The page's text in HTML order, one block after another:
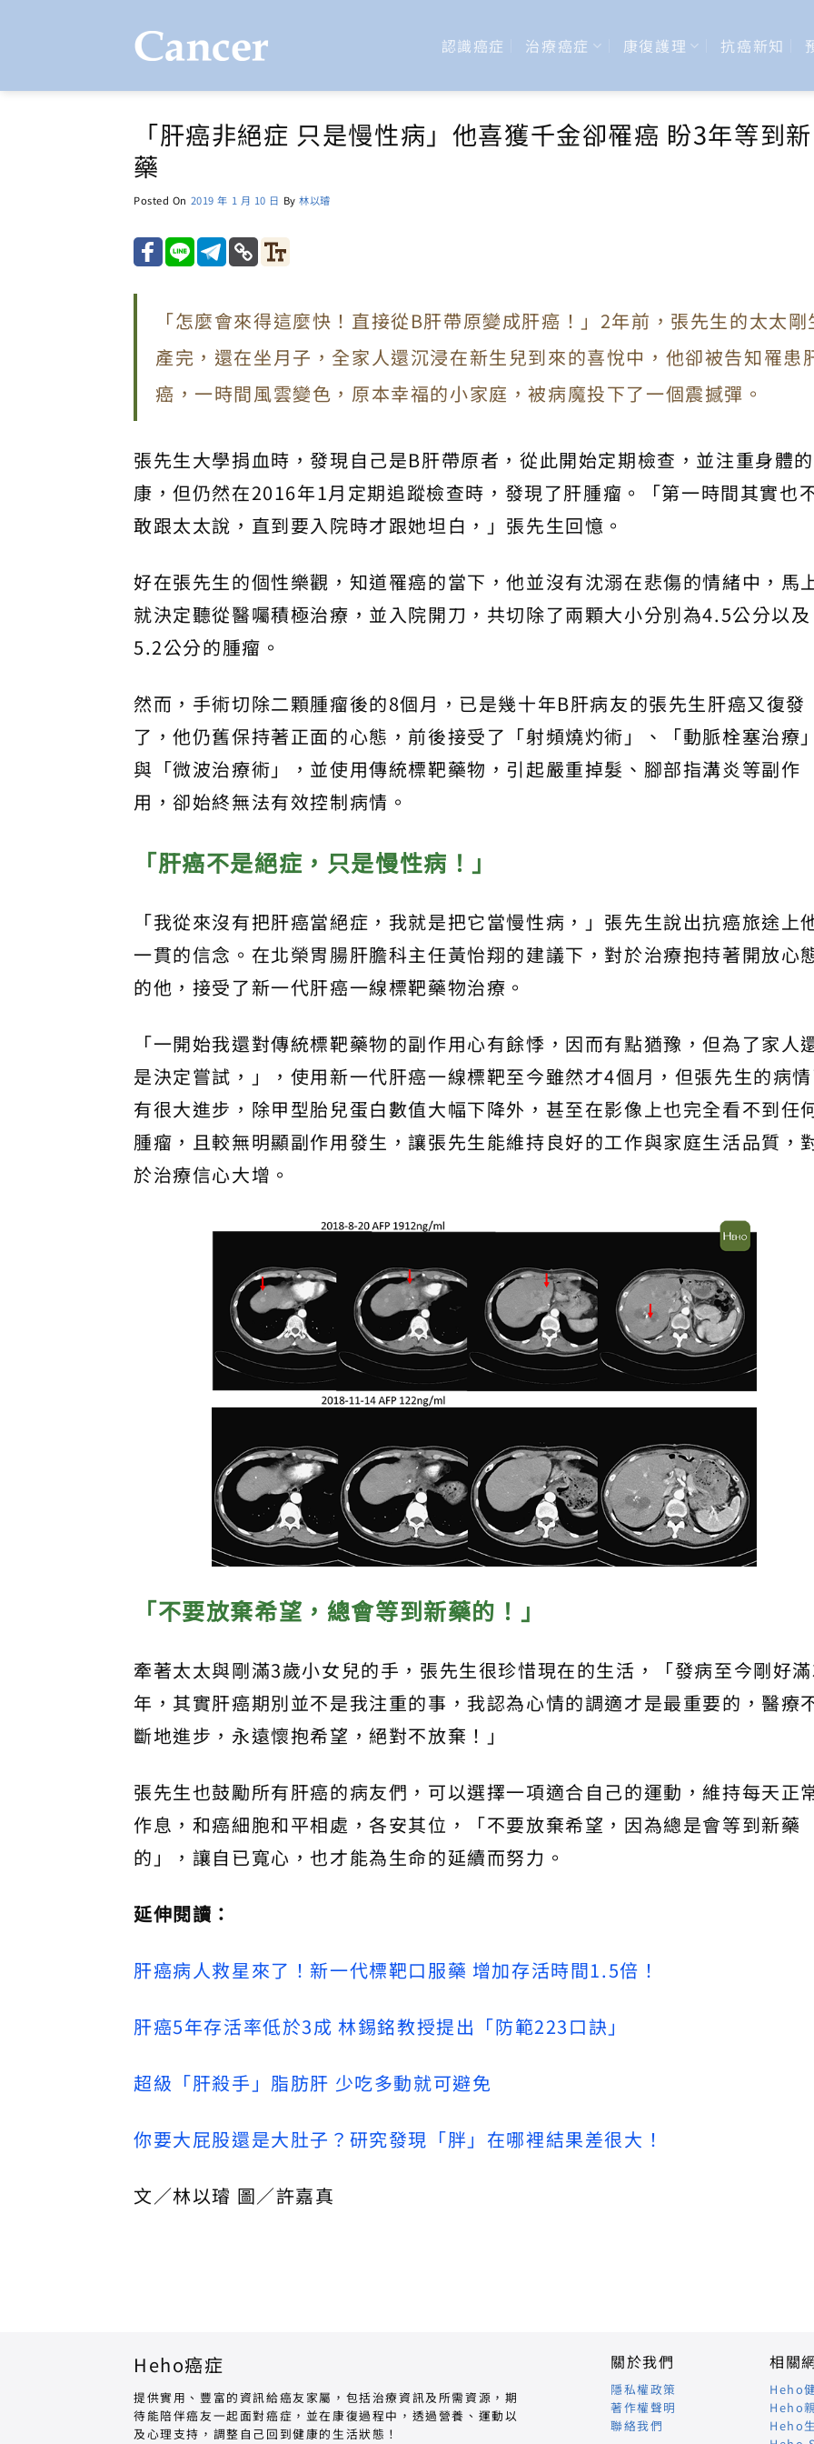
認識癌症 治療癌症 康復護理 抗癌新知
「肝癌非絕症 只是慢性病」他喜獲千金卻罹癌 盼3年等到新
藥
Posted On 2019 年 1 月 10 日 By林以璿
「怎麼會來得這麼快！直接從B肝帶原變成肝癌！」2年前，張先生的太太剛
產完，還在坐月子，全家人還沉浸在新生兒到來的喜悅中，他卻被告知罹患
癌，一時間風雲變色，原本幸福的小家庭，被病魔投下了一個震撼彈。
張先生大學捐血時，發現自己是B肝帶原者，從此開始定期檢查，並注重身體
康，但仍然在2016年1月定期追蹤檢查時，發現了肝腫瘤。「第一時間其實也
敢跟太太說，直到要入院時才跟她坦白，」張先生回憶。
好在張先生的個性樂觀，知道罹癌的當下，他並沒有沈溺在悲傷的情緒中，馬
就決定聽從醫囑積極治療，並入院開刀，共切除了兩顆大小分別為4.5公分以及
5.2公分的腫瘤。
然而，手術切除二顆腫瘤後的8個月，已是幾十年B肝病友的張先生肝癌又復發
了，他仍舊保持著正面的心態，前後接受了「射頻燒灼術」、「動脈栓塞治療」
與「微波治療術」，並使用傳統標靶藥物，引起嚴重掉髮、腳部指溝炎等副作
用，卻始終無法有效控制病情。
「肝癌不是絕症，只是慢性病！」
「我從來沒有把肝癌當絕症，我就是把它當慢性病，」張先生說出抗癌旅途上
一貫的信念。在北榮胃腸肝膽科主任黃怡翔的建議下，對於治療抱持著開放心
的他，接受了新一代肝癌一線標靶藥物治療。
「一開始我還對傳統標靶藥物的副作用心有餘悸，因而有點猶豫，但為了家人
是決定嘗試，」，使用新一代肝癌一線標靶至今雖然才4個月，但張先生的病
有很大進步，除甲型胎兒蛋白數值大幅下降外，甚至在影像上也完全看不到任
腫瘤，且較無明顯副作用發生，讓張先生能維持良好的工作與家庭生活品質，
於治療信心大增。
「不要放棄希望，總會等到新藥的！」
牽著太太與剛滿3歲小女兒的手，張先生很珍惜現在的生活，「發病至今剛好
年，其實肝癌期別並不是我注重的事，我認為心情的調適才是最重要的，醫療
斷地進步，永遠懷抱希望，絕對不放棄！」
張先生也鼓勵所有肝癌的病友們，可以選擇一項適合自己的運動，維持每天正
作息，和癌細胞和平相處，各安其位，「不要放棄希望，因為總是會等到新藥
的」，讓自已寬心，也才能為生命的延續而努力。
延伸閱讀：
肝癌病人救星來了！新一代標靶口服藥 增加存活時間1.5倍！
肝癌5年存活率低於3成 林錫銘教授提出「防範223口訣」
超級「肝殺手」脂肪肝 少吃多動就可避免
你要大屁股還是大肚子？研究發現「胖」在哪裡結果差很大！
文／林以璿 圖／許嘉真
Heho癌症
提供實用、豐富的資訊給癌友家屬，包括治療資訊及所需資源，期
待能陪伴癌友一起面對癌症，並在康復過程中，透過營養、運動以
及心理支持，調整自己回到健康的生活狀態！
關於我們
隱私權政策
著作權聲明
聯絡我們
相關
Heho
Heho
Heho